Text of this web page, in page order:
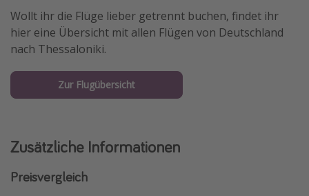
Wollt ihr die Flüge lieber getrennt buchen, findet ihr
hier eine Übersicht mit allen Flügen von Deutschland
nach Thessaloniki.
Zur Flugübersicht
Zusätzliche Informationen
Preisvergleich